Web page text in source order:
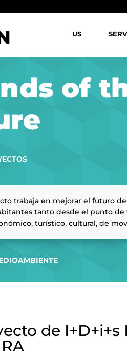
US
of
trabaja en mejorar el futuro
tanto desde el punto de
turístico, cultural, de
de I+D+i+s